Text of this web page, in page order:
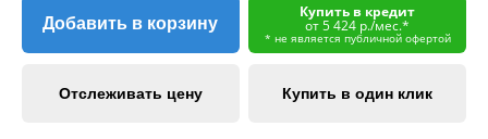
Добавить в корзину
Купить в кредит
от 5 424 р./мес.*
* не является публичной офертой
Отслеживать цену Купить в один клик